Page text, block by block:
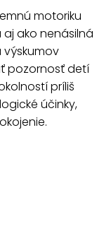
motoriku
ako nenásilná
pozornosť detí
príliš
účinky,